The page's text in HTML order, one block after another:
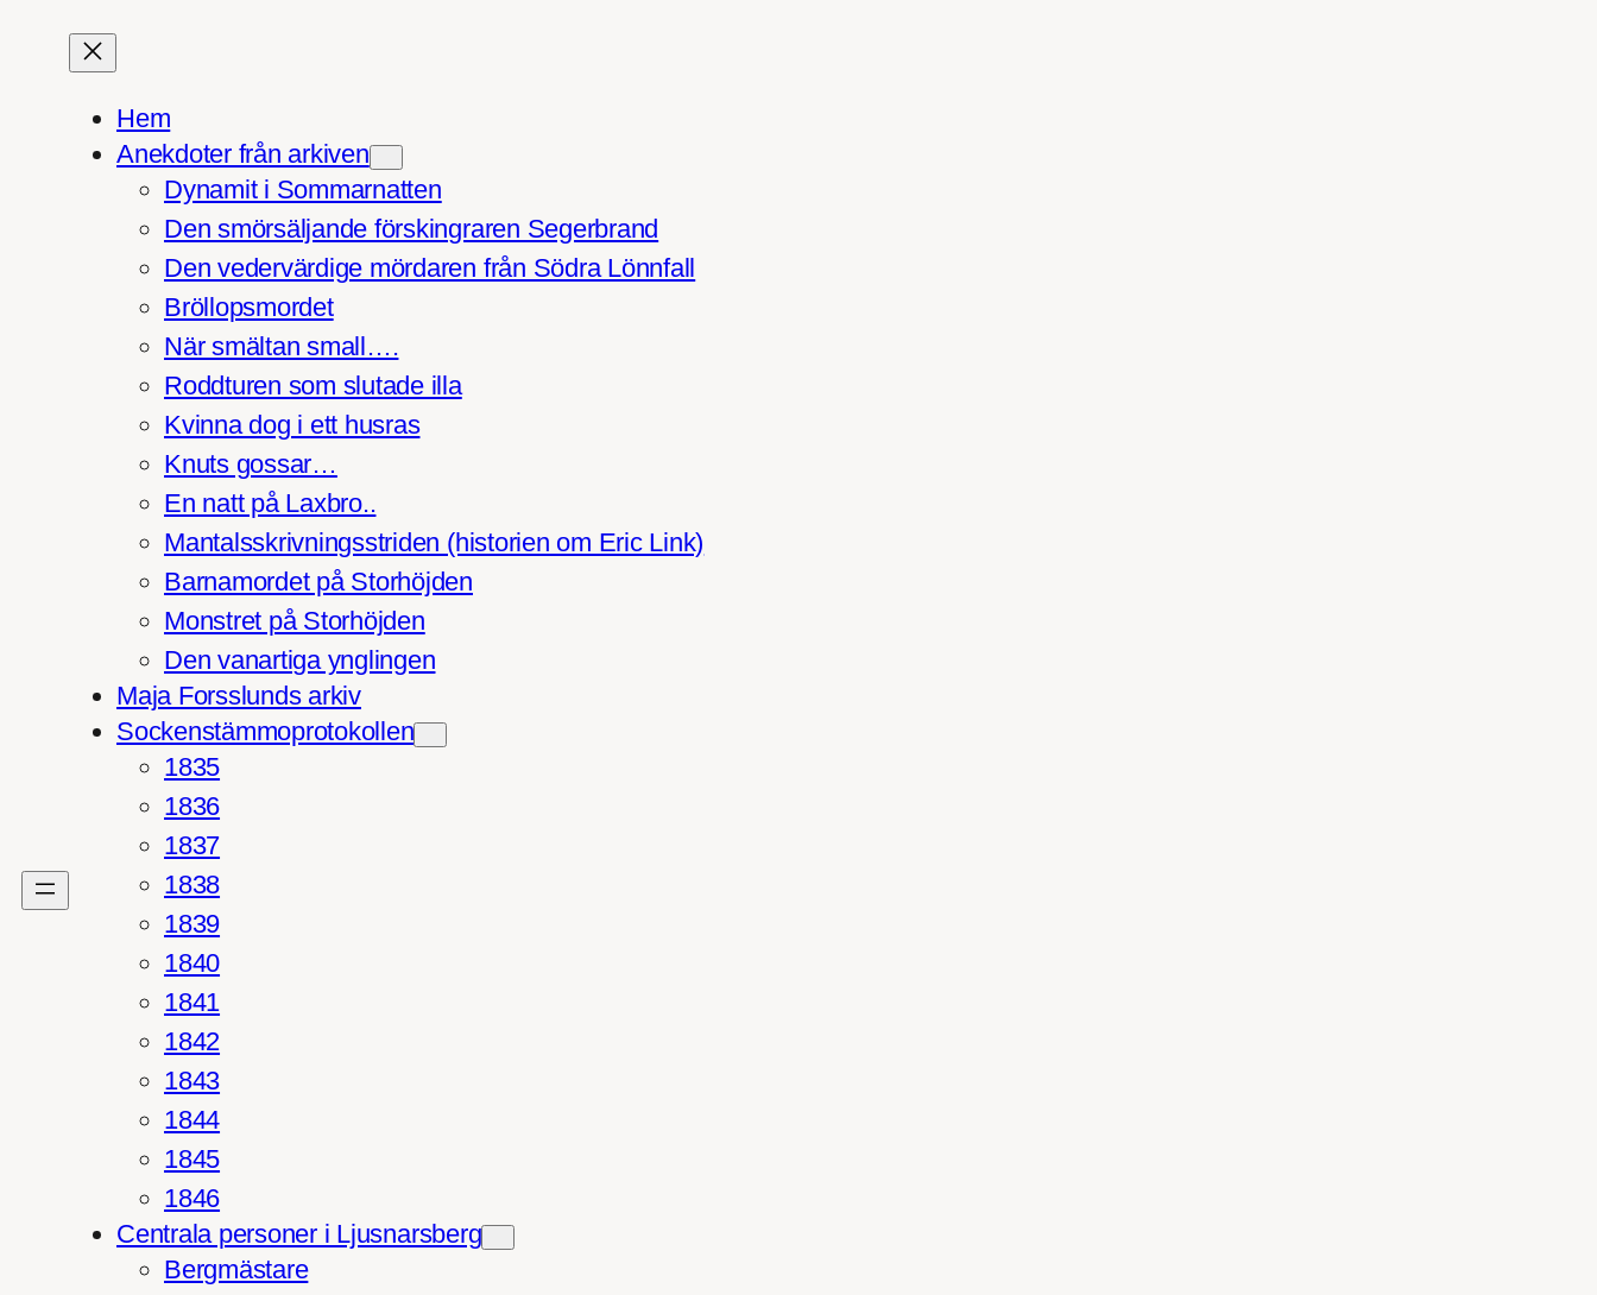
Hoppa
Hem
Anekdoter från arkiven
Dynamit i Sommarnatten
Den smörsäljande förskingraren Segerbrand
Den vedervärdige mördaren från Södra Lönnfall
Bröllopsmordet
När smältan small….
Roddturen som slutade illa
Kvinna dog i ett husras
Knuts gossar…
En natt på Laxbro..
Mantalsskrivningsstriden (historien om Eric Link)
Barnamordet på Storhöjden
Monstret på Storhöjden
Den vanartiga ynglingen
Maja Forsslunds arkiv
Sockenstämmoprotokollen
1835
1836
1837
1838
1839
1840
1841
1842
1843
1844
1845
1846
Centrala personer i Ljusnarsberg
Bergmästare